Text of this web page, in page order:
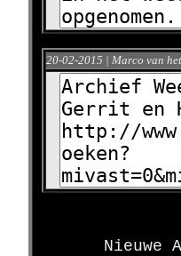
20-02-2015 | Marco van
Nieuwe